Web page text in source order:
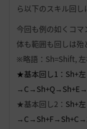
ら以下のスキル回し
今回も例の如くコ
体も範囲も回しは殆
※略語：Sh=Shift,
★基本回し1：Sh+
★基本回し2： Sh+